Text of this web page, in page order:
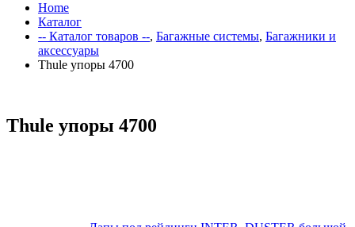
Home
Каталог
-- Каталог товаров --, Багажные системы, Багажники и
аксессуары
Thule упоры 4700
Thule упоры 4700